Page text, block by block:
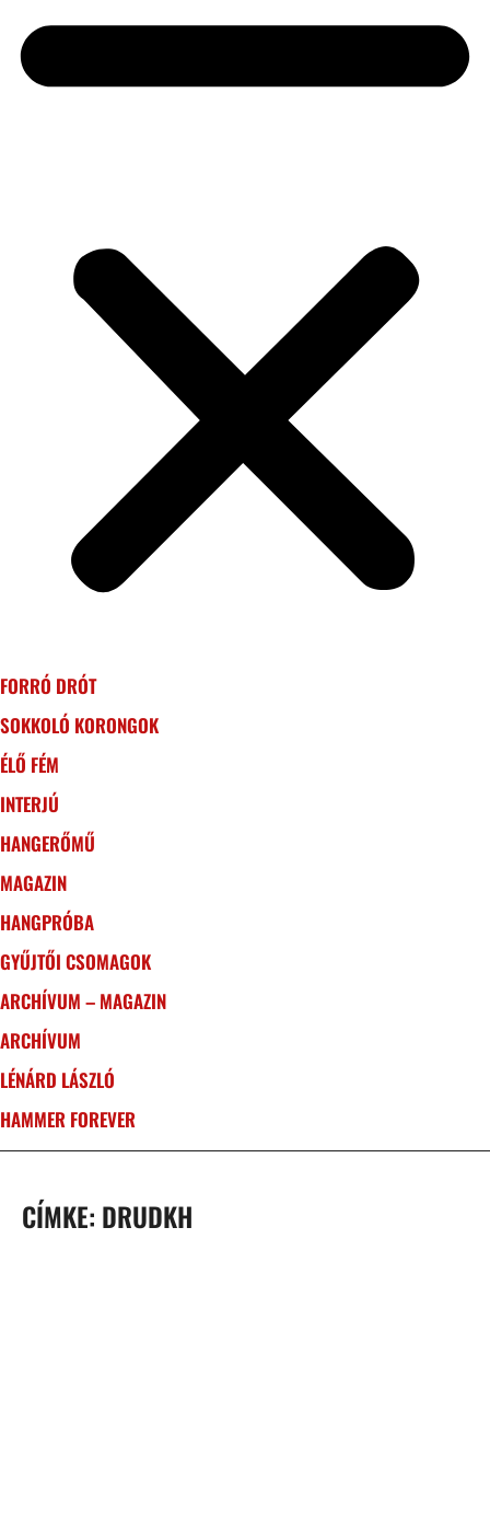
FORRÓ DRÓT
SOKKOLÓ KORONGOK
ÉLŐ FÉM
INTERJÚ
HANGERŐMŰ
MAGAZIN
HANGPRÓBA
GYŰJTŐI CSOMAGOK
ARCHÍVUM – MAGAZIN
ARCHÍVUM
LÉNÁRD LÁSZLÓ
HAMMER FOREVER
CÍMKE: DRUDKH